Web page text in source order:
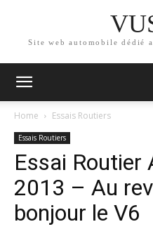
Site web automobile dédié
Home Essais Routiers
Essais Routiers
Essai Routier
2013 – Au
bonjour le V6